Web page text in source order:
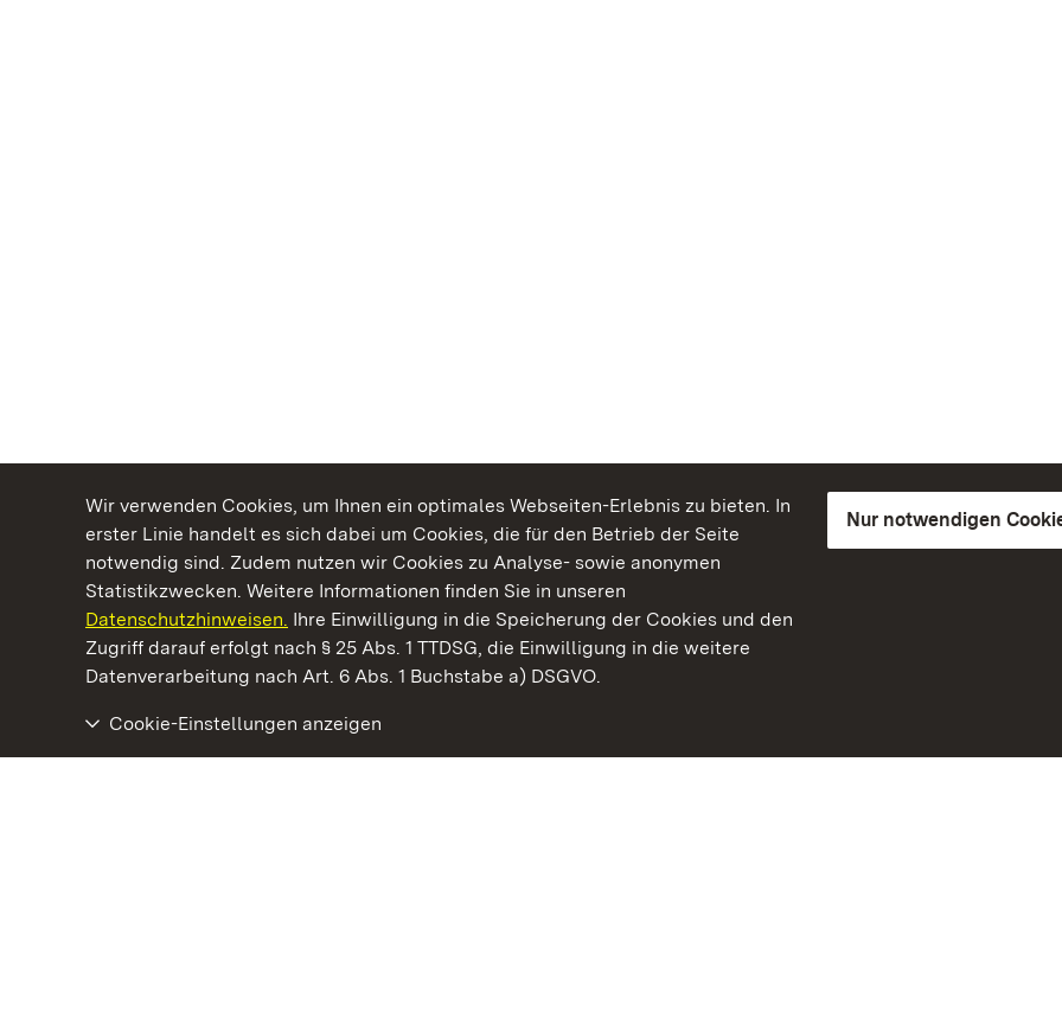
Wir verwenden Cookies, um Ihnen ein optimales Webseiten-Erlebnis zu bieten. In
erster Linie handelt es sich dabei um Cookies, die für den Betrieb der Seite
notwendig sind. Zudem nutzen wir Cookies zu Analyse- sowie anonymen
Statistikzwecken. Weitere Informationen finden Sie in unseren
Datenschutzhinweisen. Ihre Einwilligung in die Speicherung der Cookies und den
Zugriff darauf erfolgt nach § 25 Abs. 1 TTDSG, die Einwilligung in die weitere
Datenverarbeitung nach Art. 6 Abs. 1 Buchstabe a) DSGVO.
Nur notwendigen
Cookie-Einstellungen anzeigen
Kommen. Staunen. Genießen.